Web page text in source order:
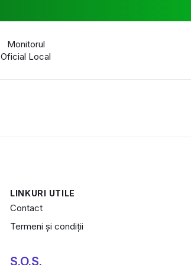
Monitorul
Oficial Local
LINKURI UTILE
Contact
Termeni și condiții
S.O.S.